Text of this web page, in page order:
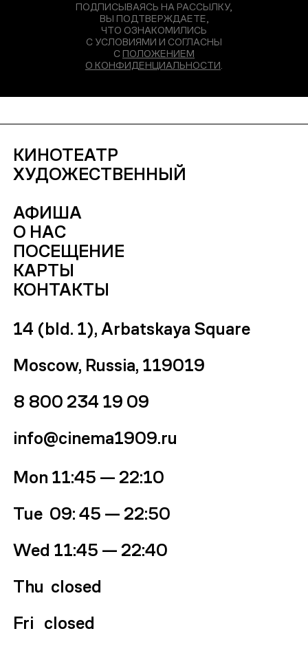
ПОДПИСЫВАЯСЬ НА РАССЫЛКУ,
ВЫ ПОДТВЕРЖДАЕТЕ,
ЧТО ОЗНАКОМИЛИСЬ
С УСЛОВИЯМИ И СОГЛАСНЫ
С ПОЛОЖЕНИЕМ
О КОНФИДЕНЦИАЛЬНОСТИ
КИНОТЕАТР
ХУДОЖЕСТВЕННЫЙ
АФИША
О НАС
ПОСЕЩЕНИЕ
КАРТЫ
КОНТАКТЫ
14 (bld. 1), Arbatskaya Square
Moscow, Russia, 119019
8 800 234 19 09
info@cinema1909.ru
Mon 11:45 — 22:10
Tue 09: 45 —22:50
Wed 11:45 — 22:40
Thu closed
Fri closed